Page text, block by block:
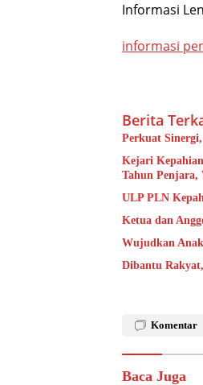
Informasi
informasi
Berita
Perkuat
Kejari
Tahun Penjara,
ULP PLN
Ketua dan
Wujudkan Anak
Dibantu
Komentar
Baca Juga